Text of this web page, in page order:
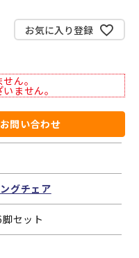
お気に入り登録
ん。
ません。
問い合わせ
グチェア
セット